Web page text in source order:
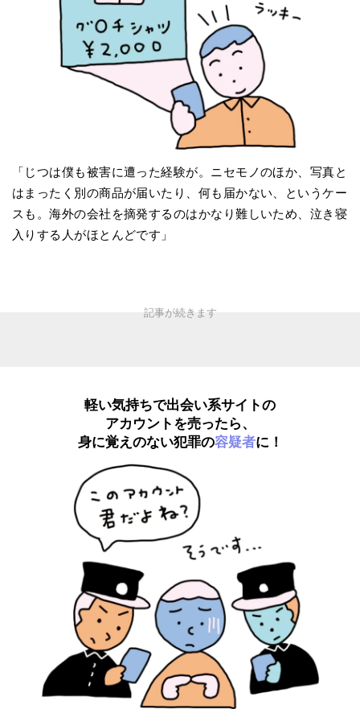
「じつは僕も被害に遭った経験が。ニセモノのほか、写真と
はまったく別の商品が届いたり、何も届かない、というケー
スも。海外の会社を摘発するのはかなり難しいため、泣き寝
入りする人がほとんどです」
軽い気持ちで出会い系サイトの
アカウントを売ったら、
身に覚えのない犯罪の容疑者に！